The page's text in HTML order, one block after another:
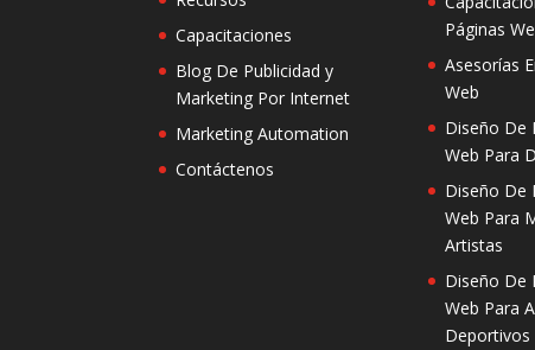
Capacitaciones
Blog De Publicidad y
Marketing Por Internet
Marketing Automation
Contáctenos
Páginas
Asesorías
Web
Diseño De
Web Para
Diseño De
Web Para
Artistas
Diseño De
Web Para
Deportivos